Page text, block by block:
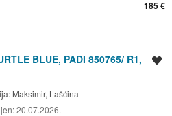
185 €
BLUE, PADI 850765/ R1,
Maksimir, Lašćina
20.07.2026.